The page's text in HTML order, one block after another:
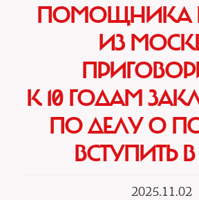
ПОМОЩНИКА
ИЗ
К 10 ГОДАМ
ПО ДЕЛУ О
ВСТУПИТЬ
2025.11.02